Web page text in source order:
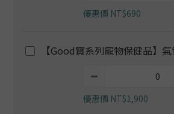
優惠價 NT$690
【Good寶系列寵物保健品】
優惠價 NT$1,900